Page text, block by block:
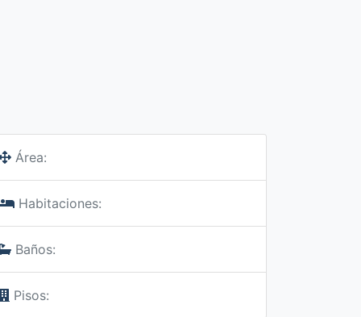
Área:
Habitaciones:
Baños:
Pisos: